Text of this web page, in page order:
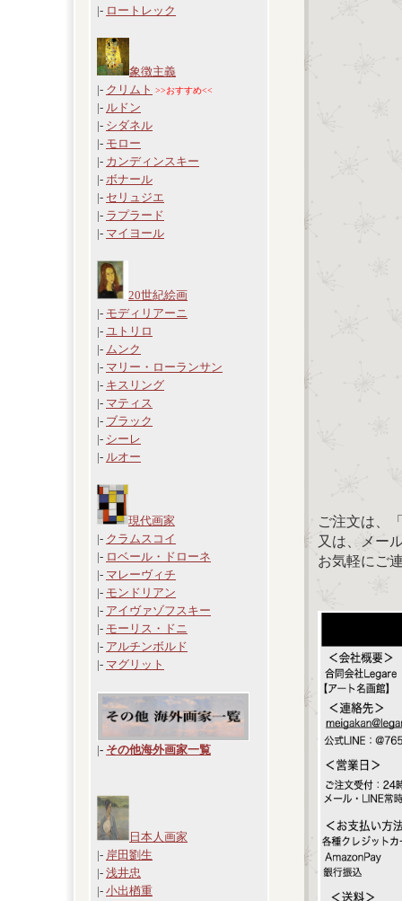
|- ロートレック
象徴主義
|- クリムト >>おすすめ<<
|- ルドン
|- シダネル
|- モロー
|- カンディンスキー
|- ボナール
|- セリュジエ
|- ラプラード
|- マイヨール
20世紀絵画
|- モディリアーニ
|- ユトリロ
|- ムンク
|- マリー・ローランサン
|- キスリング
|- マティス
|- ブラック
|- シーレ
|- ルオー
現代画家
|- クラムスコイ
|- ロベール・ドローネ
|- マレーヴィチ
|- モンドリアン
|- アイヴァゾフスキー
|- モーリス・ドニ
|- アルチンボルド
|- マグリット
|- その他海外画家一覧
日本人画家
|- 岸田劉生
|- 浅井忠
|- 小出楢重
ご注文は、
又は、メー
お気軽にご